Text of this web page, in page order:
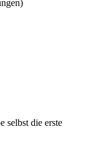
selbst die erste